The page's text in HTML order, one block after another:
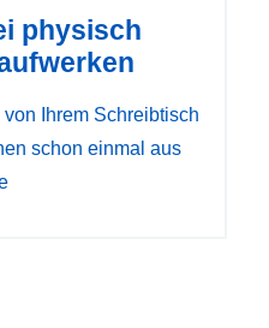
physisch
Ihrem Schreibtisch
schon einmal aus